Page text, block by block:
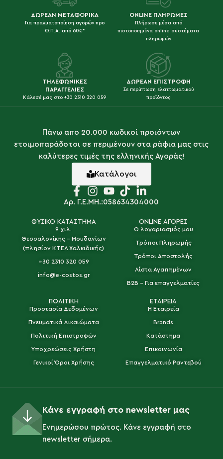
ΔΩΡΕΑΝ ΜΕΤΑΦΟΡΙΚΑ
Για πραγματοποίηση αγορών προ
Φ.Π.Α. από 60€*
ONLINE ΠΛΗΡΩΜΕΣ
Πλήρωσε μέσα από
πιστοποιημένα online συστήματα
πληρωμών
ΤΗΛΕΦΩΝΙΚΕΣ
ΠΑΡΑΓΓΕΛΙΕΣ
Κάλεσέ μας στο +30 2310 320 059
ΔΩΡΕΑΝ ΕΠΙΣΤΡΟΦΗ
Σε περίπτωση ελαττωματικού
προϊόντος
Πάνω απο 20.000 κωδικοί προιόντων
ετοιμοπαράδοτοι σε περιμένουν στα ράφια μας στις
καλύτερες τιμές της ελληνικής Αγοράς!
Κατάλογοι
Αρ. Γ.Ε.ΜΗ.:058634304000
ΦΥΣΙΚΟ ΚΑΤΑΣΤΗΜΑ
9 χιλ.
Θεσσαλονίκης - Μουδανίων
(πλησίον ΚΤΕΛ Χαλκιδικής)
+30 2310 320 059
info@e-costos.gr
ONLINE ΑΓΟΡΕΣ
Ο λογαριασμός μου
Τρόποι Πληρωμής
Τρόποι Αποστολής
Λίστα Αγαπημένων
B2B - Για επαγγελματίες
ΠΟΛΙΤΙΚΗ
Προστασία Δεδομένων
Πνευματικά Δικαιώματα
Πολιτική Επιστροφών
Υποχρεώσεις Χρήστη
Γενικοί Όροι Χρήσης
ΕΤΑΙΡΕΙΑ
Η Εταιρεία
Brands
Κατάστημα
Επικοινωνία
Επαγγελματικό Ραντεβού
Κάνε εγγραφή στο newsletter μας
Ενημερώσου πρώτος. Κάνε εγγραφή στο
newsletter σήμερα.